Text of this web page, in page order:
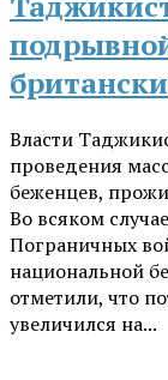
Власти
проведения
беженцев,
Во всяком
Пограничных
национальной
отметили, что
увеличился на...